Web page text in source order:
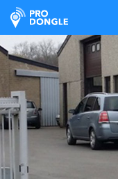
ProDongle